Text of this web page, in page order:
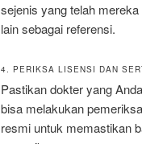
sejenis yang telah
lain sebagai referensi.
4. PERIKSA LISENSI DAN
Pastikan dokter yang
bisa melakukan
resmi untuk memastikan